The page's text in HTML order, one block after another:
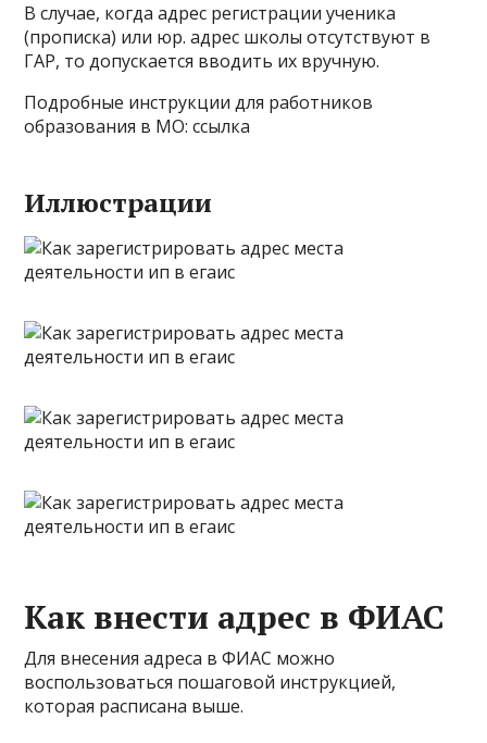
В случае, когда адрес регистрации ученика
(прописка) или юр. адрес школы отсутствуют в
ГАР, то допускается вводить их вручную.
Подробные инструкции для работников
образования в МО:ссылка
Иллюстрации
Как внести адрес в ФИАС
Для внесения адреса в ФИАС можно
воспользоваться пошаговой инструкцией,
которая расписана выше.